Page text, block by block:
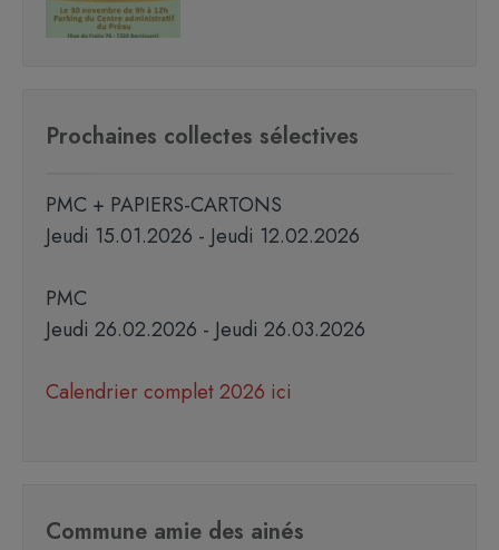
Prochaines collectes sélectives
PMC + PAPIERS-CARTONS
Jeudi 15.01.2026 - Jeudi 12.02.2026
PMC
Jeudi 26.02.2026 - Jeudi 26.03.2026
Calendrier complet 2026 ici
Commune amie des ainés